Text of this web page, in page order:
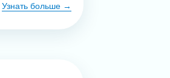
Узнать больше